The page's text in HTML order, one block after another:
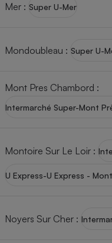
Mer : Super U-Mer
Mondoubleau : Super U-
Mont Pres Chambord :
Intermarché Super-Mont
Montoire Sur Le Loir :
U Express-U Express -
Noyers Sur Cher :